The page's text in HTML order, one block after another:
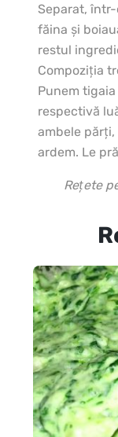
Separat,
făina şi
restul
Compoziţia
Punem
respectivă
ambele
ardem. Le
Reţete